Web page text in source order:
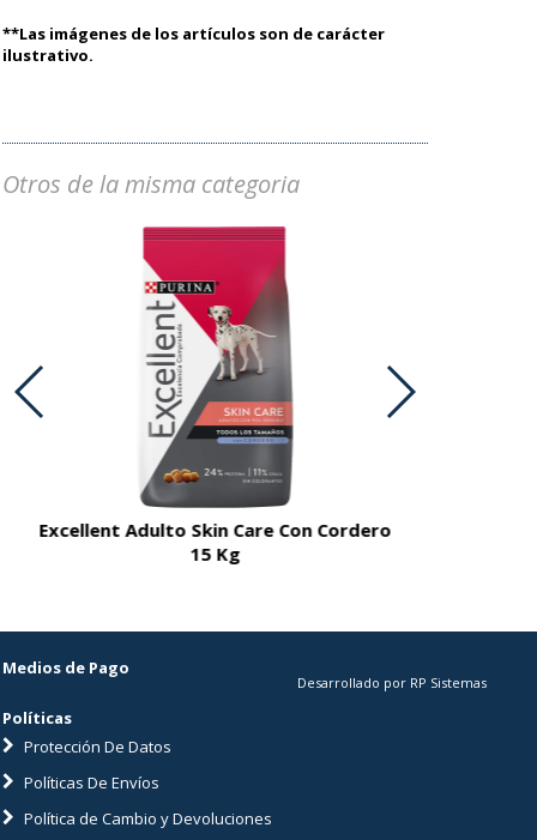
**Las imágenes de los artículos son de carácter
ilustrativo.
Otros de la misma categoria
Excellent Adulto Skin Care Con Cordero
15 Kg
Medios de Pago
Políticas
Protección De Datos
Políticas De Envíos
Política de Cambio y Devoluciones
Desarrollado por RP Sistemas